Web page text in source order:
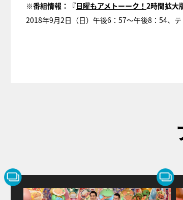
※番組情報：『日曜もアメトーーク！ 2時間拡大
2018年9月2日（日）午後6：57～午後8：54、